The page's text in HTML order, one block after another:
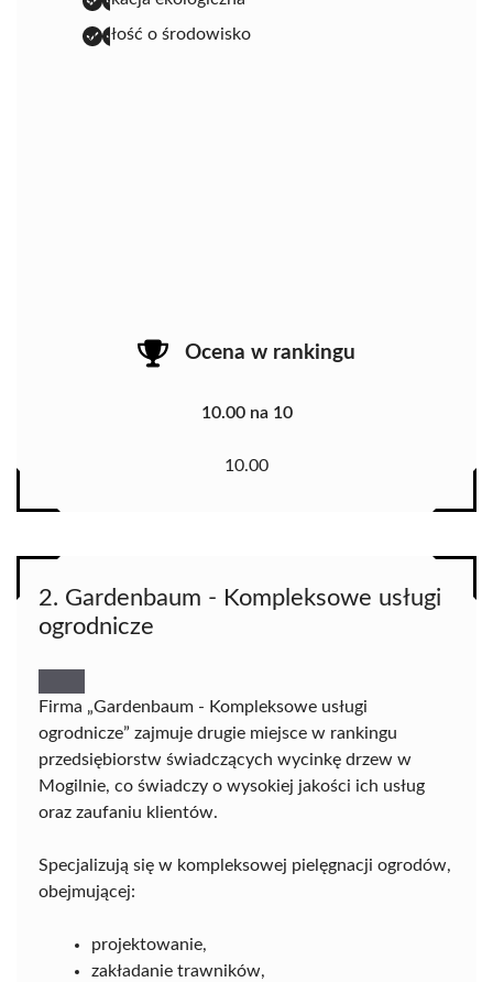
dbałość o środowisko
Ocena w rankingu
10.00 na 10
10.00
2. Gardenbaum - Kompleksowe usługi
ogrodnicze
Firma „Gardenbaum - Kompleksowe usługi
ogrodnicze” zajmuje drugie miejsce w rankingu
przedsiębiorstw świadczących wycinkę drzew w
Mogilnie, co świadczy o wysokiej jakości ich usług
oraz zaufaniu klientów.
Specjalizują się w kompleksowej pielęgnacji ogrodów,
obejmującej:
projektowanie,
zakładanie trawników,